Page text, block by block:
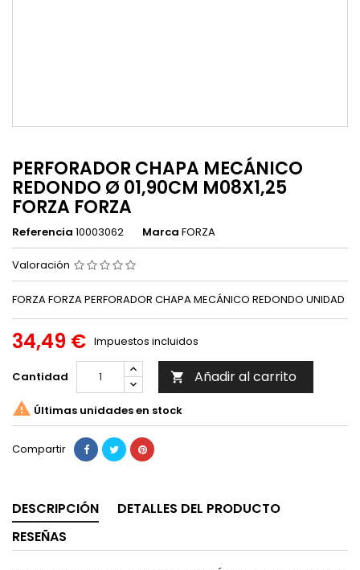
PERFORADOR CHAPA MECÁNICO
REDONDO Ø 01,90CM M08X1,25
FORZA FORZA
Referencia 10003062 Marca FORZA
Valoración
FORZA FORZA PERFORADOR CHAPA MECÁNICO REDONDO UNIDAD
34,49 € Impuestos incluidos
Cantidad  Añadir al carrito
 Últimas unidades en stock
Compartir
DESCRIPCIÓN
DETALLES DEL PRODUCTO
RESEÑAS